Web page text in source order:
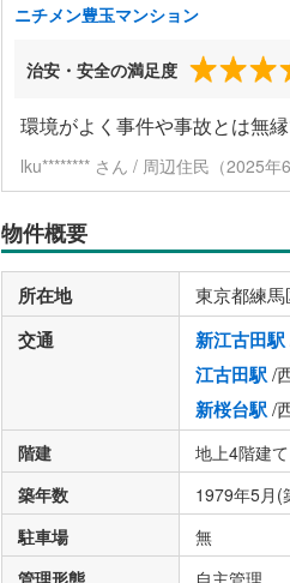
ニチメン豊玉マンション
治安・安全の満足度
環境がよく事件や事故とは無
lku******** さん / 周辺住民（2025年
物件概要
所在地 東京都練馬
交通 新江古田駅
江古田駅/
新桜台駅/
階建 地上4階建て
築年数
1979年5月(
駐車場
無
管理形態
自主管理